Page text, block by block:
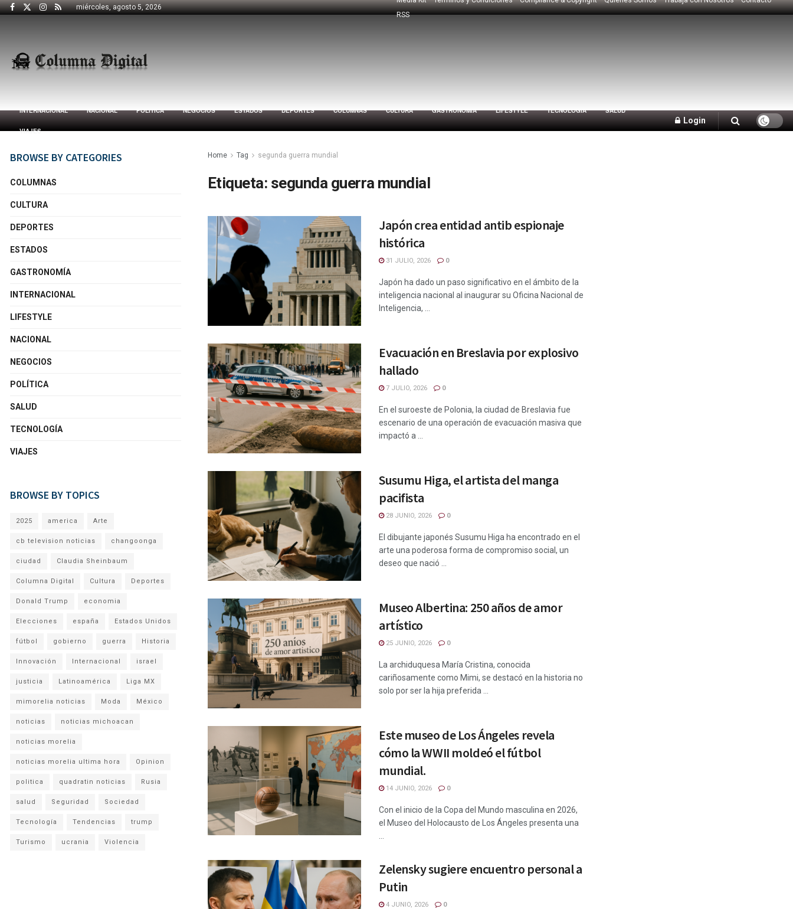
miércoles, agosto 5, 2026
RSS
INTERNACIONAL NACIONAL POLÍTICA NEGOCIOS ESTADOS DEPORTES COLUMNAS CULTURA GASTRONOMÍA LIFESTYLE TECNOLOGÍA SALUD
VIAJES
Login
Home Tag segunda guerra mundial
Etiqueta: segunda guerra mundial
Japón crea entidad antib espionaje
histórica
31 JULIO, 2026 0
Japón ha dado un paso significativo en el ámbito de la
inteligencia nacional al inaugurar su Oficina Nacional de
Inteligencia, ...
Evacuación en Breslavia por explosivo
hallado
7 JULIO, 2026 0
En el suroeste de Polonia, la ciudad de Breslavia fue
escenario de una operación de evacuación masiva que
impactó a ...
Susumu Higa, el artista del manga
pacifista
28 JUNIO, 2026 0
El dibujante japonés Susumu Higa ha encontrado en el
arte una poderosa forma de compromiso social, un
deseo que nació ...
Museo Albertina: 250 años de amor
artístico
25 JUNIO, 2026 0
La archiduquesa María Cristina, conocida
cariñosamente como Mimi, se destacó en la historia no
solo por ser la hija preferida ...
Este museo de Los Ángeles revela
cómo la WWII moldeó el fútbol
mundial.
14 JUNIO, 2026 0
Con el inicio de la Copa del Mundo masculina en 2026,
el Museo del Holocausto de Los Ángeles presenta una
Zelensky sugiere encuentro personal a
Putin
4 JUNIO, 2026 0
BROWSE BY CATEGORIES
COLUMNAS
CULTURA
DEPORTES
ESTADOS
GASTRONOMÍA
INTERNACIONAL
LIFESTYLE
NACIONAL
NEGOCIOS
POLÍTICA
SALUD
TECNOLOGÍA
VIAJES
BROWSE BY TOPICS
2025 america Arte
cb television noticias changoonga
ciudad Claudia Sheinbaum
Columna Digital Cultura Deportes
Donald Trump economia
Elecciones españa Estados Unidos
fútbol gobierno guerra Historia
Innovación Internacional israel
justicia Latinoamérica Liga MX
mimorelia noticias Moda México
noticias noticias michoacan
noticias morelia
noticias morelia ultima hora Opinion
politica quadratin noticias Rusia
salud Seguridad Sociedad
Tecnología Tendencias trump
Turismo ucrania Violencia